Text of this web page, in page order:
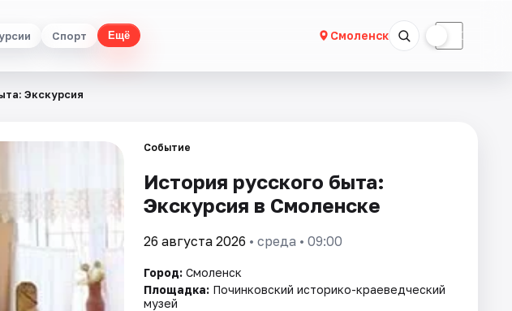
Спорт Ещё Смоленск ☾
Экскурсия
Событие
История русского быта:
Экскурсия в Смоленске
26 августа 2026 • среда • 09:00
Город: Смоленск
Площадка: Починковский историко-краеведческий
музей